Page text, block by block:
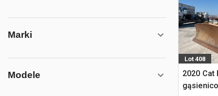
Marki
Modele
Lot 408
2020 Cat